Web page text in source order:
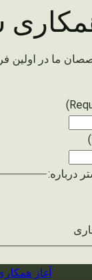
ما در اولین
درباره:
آغاز